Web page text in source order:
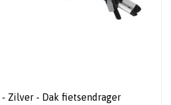
Zilver - Dak fietsendrager